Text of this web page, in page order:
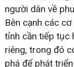
người dân về
Bên cạnh các
tỉnh cần tiếp tục
riêng, trong đó
phá để phát